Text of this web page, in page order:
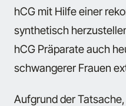
hCG mit Hilfe einer
synthetisch
hCG Präparate auch
schwangerer Frauen
Aufgrund der